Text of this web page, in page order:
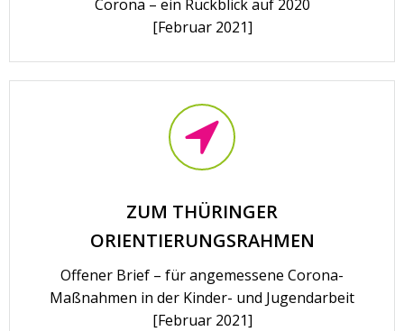
Corona – ein Rückblick auf 2020
[Februar 2021]
ZUM THÜRINGER
ORIENTIERUNGSRAHMEN
Offener Brief – für angemessene Corona-
Maßnahmen in der Kinder- und Jugendarbeit
[Februar 2021]